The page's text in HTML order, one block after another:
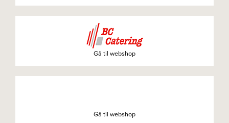
Gå til webshop
Gå til webshop